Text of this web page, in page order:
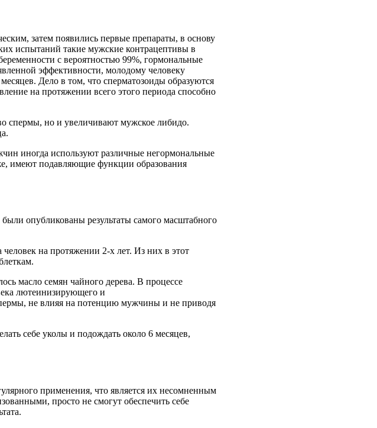
затем появились первые препараты, в основу
испытаний такие мужские контрацептивы в
с вероятностью 99%, гормональные
эффективности, молодому человеку
Дело в том, что сперматозоиды образуются
на протяжении всего этого периода способно
спермы, но и увеличивают мужское либидо.
иногда используют различные негормональные
имеют подавляющие функции образования
опубликованы результаты самого масштабного
на протяжении 2-х лет. Из них в этот
масло семян чайного дерева. В процессе
лютеинизирующего и
не влияя на потенцию мужчины и не приводя
себе уколы и подождать около 6 месяцев,
применения, что является их несомненным
просто не смогут обеспечить себе